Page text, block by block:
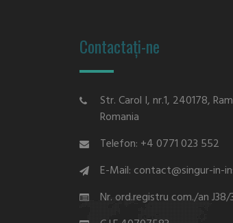
Contactați-ne
Str. Carol I, nr.1, 240178,
Romania
Telefon: +4 0771 023 552
E-Mail: contact@singur-in-
Nr. ord.registru com./an